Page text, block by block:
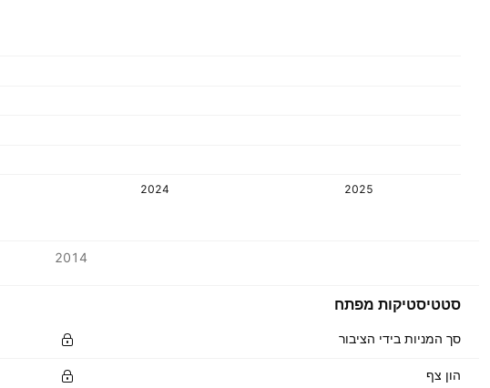
2024
2025
2014
סטטיסטיקות מפתח
סך המניות בידי הציבור
הון צף